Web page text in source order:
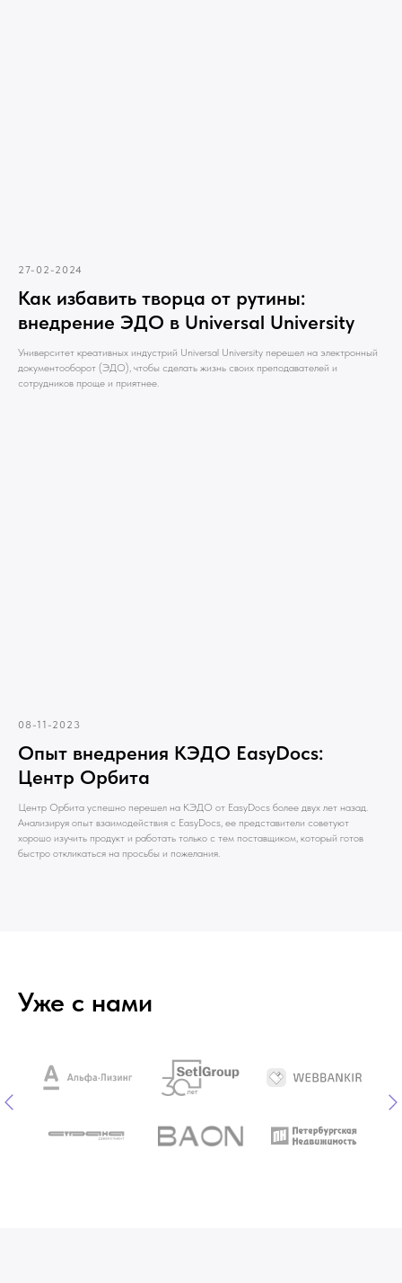
27-02-2024
Как избавить творца от рутины:
внедрение ЭДО в Universal University
Университет креативных индустрий Universal University перешел на электронный
документооборот (ЭДО), чтобы сделать жизнь своих преподавателей и
сотрудников проще и приятнее.
08-11-2023
Опыт внедрения КЭДО EasyDocs:
Центр Орбита
Центр Орбита успешно перешел на КЭДО от EasyDocs более двух лет назад.
Анализируя опыт взаимодействия с EasyDocs, ее представители советуют
хорошо изучить продукт и работать только с тем поставщиком, который готов
быстро откликаться на просьбы и пожелания.
Уже с нами